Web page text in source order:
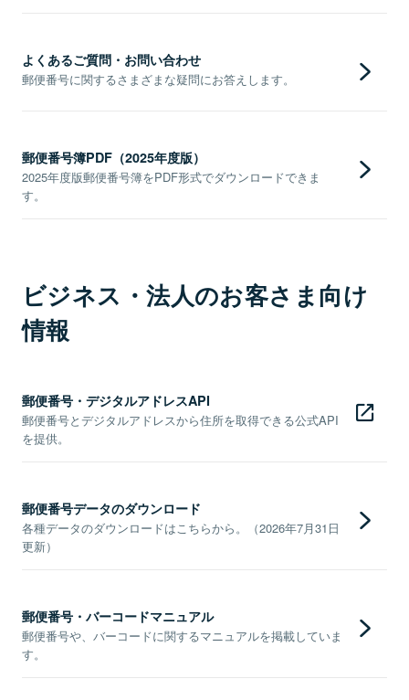
よくあるご質問・お問い合わせ
郵便番号に関するさまざまな疑問にお答えします。
郵便番号簿PDF（2025年度版）
2025年度版郵便番号簿をPDF形式でダウンロードできま
す。
ビジネス・法人のお客さま向け
情報
郵便番号・デジタルアドレスAPI
郵便番号とデジタルアドレスから住所を取得できる公式API
を提供。
郵便番号データのダウンロード
各種データのダウンロードはこちらから。（2026年7月31日
更新）
郵便番号・バーコードマニュアル
郵便番号や、バーコードに関するマニュアルを掲載していま
す。